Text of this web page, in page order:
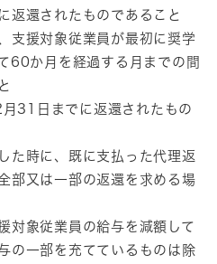
還されたものであること
援対象従業員が最初に奨学
60か月を経過する月までの間
31日までに返還されたもの
時に、既に支払った代理返
部又は一部の返還を求める場
象従業員の給与を減額して
の一部を充てているものは除